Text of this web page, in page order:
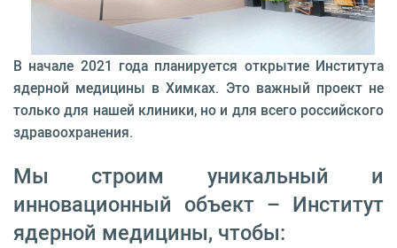
В начале 2021 года планируется открытие Института
ядерной медицины в Химках. Это важный проект не
только для нашей клиники, но и для всего российского
здравоохранения.
Мы строим уникальный и
инновационный объект – Институт
ядерной медицины, чтобы: